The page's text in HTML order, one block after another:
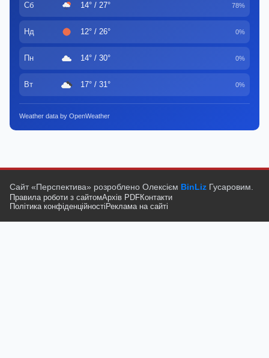
Сб 14° / 27° 78%
Нд 12° / 26° 0%
Пн 14° / 30° 0%
Вт 17° / 31° 0%
Weather data by OpenWeather
Сайт «Перспектива» розроблено Олексієм BinLiz Гусаровим.
Правила роботи з сайтомАрхів PDFКонтакти
Політика конфіденційності Реклама на сайті